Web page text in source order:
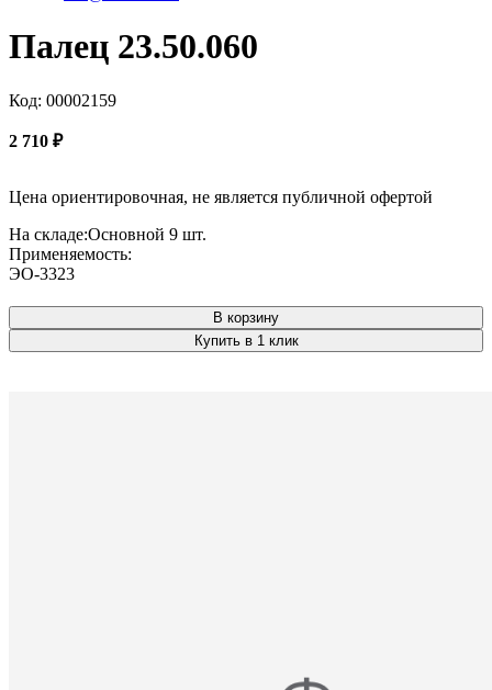
Палец 23.50.060
Код: 00002159
2 710 ₽
Цена ориентировочная, не является публичной офертой
На складе:Основной 9 шт.
Применяемость:
ЭО-3323
В корзину
Купить в 1 клик